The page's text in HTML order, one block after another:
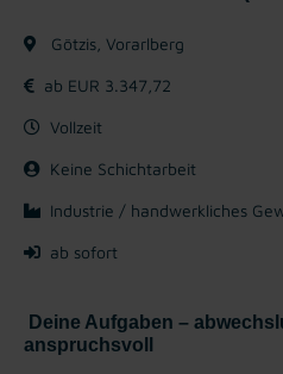
Götzis, Vorarlberg
ab EUR 3.347,72
Vollzeit
Keine Schichtarbeit
Industrie / handwerkliches
ab sofort
Deine Aufgaben –
anspruchsvoll